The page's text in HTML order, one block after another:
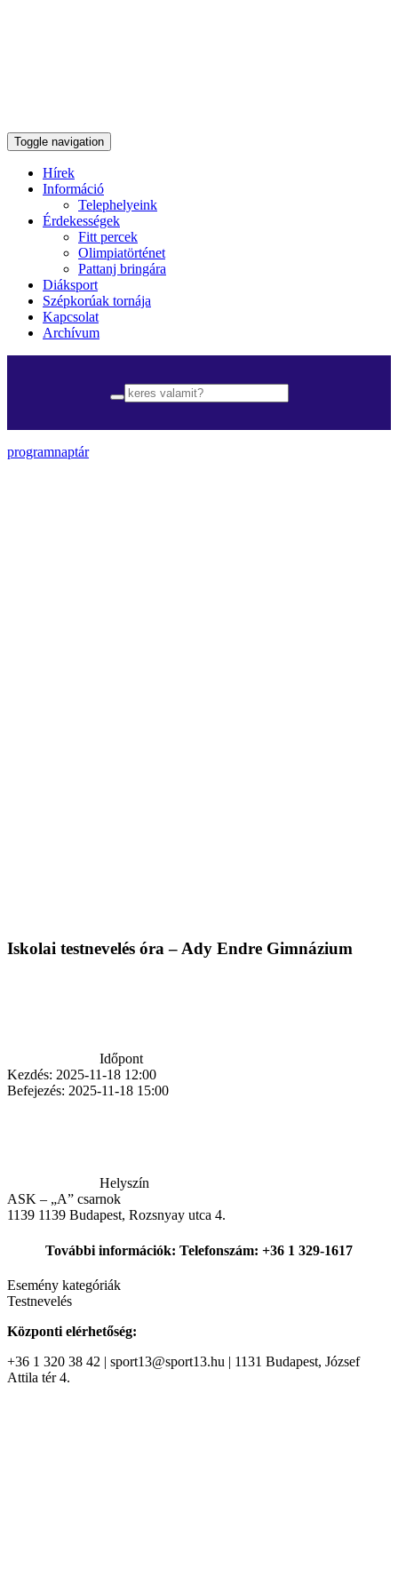
Toggle navigation
Hírek
Információ
Telephelyeink
Érdekességek
Fitt percek
Olimpiatörténet
Pattanj bringára
Diáksport
Szépkorúak tornája
Kapcsolat
Archívum
programnaptár
Iskolai testnevelés óra – Ady Endre Gimnázium
Időpont
Kezdés: 2025-11-18 12:00
Befejezés: 2025-11-18 15:00
Helyszín
ASK – „A” csarnok
1139 1139 Budapest, Rozsnyay utca 4.
További információk: Telefonszám: +36 1 329-1617
Esemény kategóriák
Testnevelés
Központi elérhetőség:
+36 1 320 38 42 | sport13@sport13.hu | 1131 Budapest, József
Attila tér 4.